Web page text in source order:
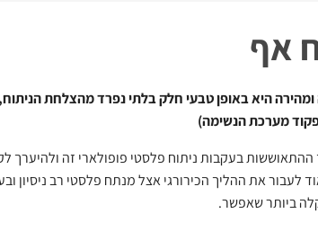
אף
היא באופן טבעי חלק בלתי נפרד מהצלחת
מערכת הנשימה)
ההתאוששות בעקבות ניתוח פלסטי פופולארי זה
את ההליך הכירורגי אצל מנתח פלסטי רב ניסיון
ביותר שאפשר.